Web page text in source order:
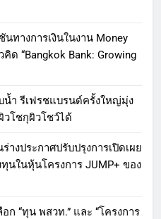
ทางการเงินในงาน Money
ด “Bangkok Bank: Growing
ำ รีเฟรชแบรนด์ครั้งใหญ่มุ่ง
วโชกุผิวโชว์ได้
งประกาศปรับปรุงการเปิดเผย
นในหุ้นโครงการ JUMP+ ของ
ก “ทุน พสวท.” และ “โครงการ